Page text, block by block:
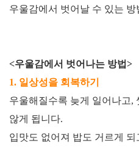
우울감에서 벗어날 수 있는
<우울감에서 벗어나는 방법>
1. 일상성을 회복하기
우울해질수록 늦게 일어나고,
않게 됩니다.
입맛도 없어져 밥도 거르게 되